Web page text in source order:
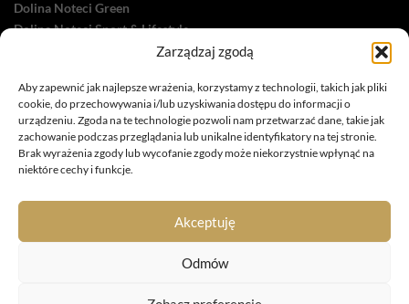
Zarządzaj zgodą
Aby zapewnić jak najlepsze wrażenia, korzystamy z technologii, takich jak pliki
cookie, do przechowywania i/lub uzyskiwania dostępu do informacji o
urządzeniu. Zgoda na te technologie pozwoli nam przetwarzać dane, takie jak
zachowanie podczas przeglądania lub unikalne identyfikatory na tej stronie.
Brak wyrażenia zgody lub wycofanie zgody może niekorzystnie wpłynąć na
niektóre cechy i funkcje.
Akceptuję
Odmów
Dolina Noteci Green
Dolina Noteci Sport & Lifestyle
marketing@dolina-noteci.pl